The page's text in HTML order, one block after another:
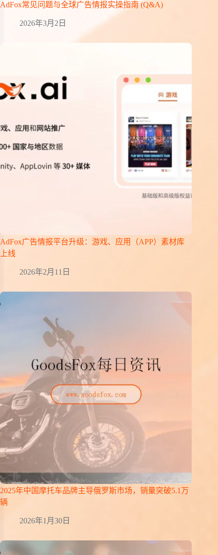
AdFox常见问题与全球广告情报实操指南 (Q&A)
2026年3月2日
AdFox广告情报平台升级：游戏、应用（APP）素材库
上线
2026年2月11日
2025年中国摩托车品牌主导俄罗斯市场，销量突破5.1万
辆
2026年1月30日